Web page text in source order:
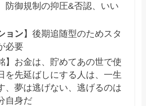
防御規制の抑圧&否認、いい
ョン】後期追随型のためスタ
必要
】お金は、貯めてあの世で使
を先延ばしにする人は、一生
、夢は逃げない、逃げるのは
自身だ